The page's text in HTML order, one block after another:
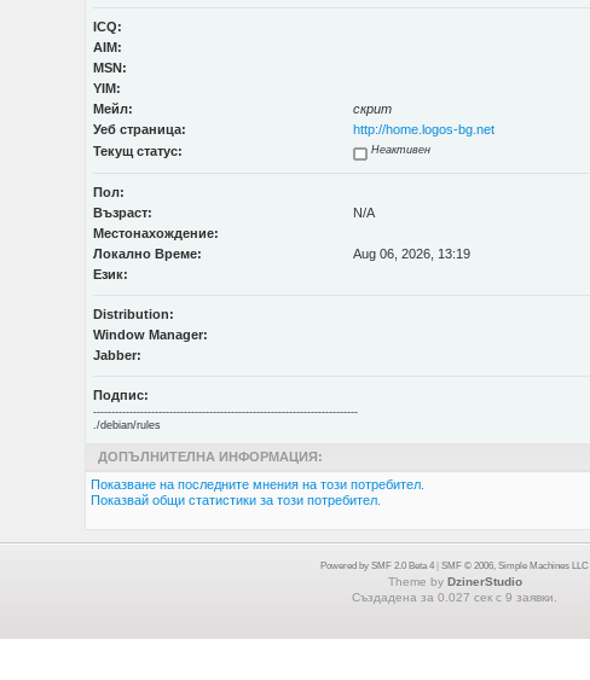
ICQ:
AIM:
MSN:
YIM:
Мейл:
скрит
Уеб страница:
http://home.logos-bg.net
Текущ статус:
Неактивен
Пол:
Възраст:
N/A
Местонахождение:
Локално Време:
Aug 06, 2026, 13:19
Език:
Distribution:
Window Manager:
Jabber:
Подпис:
-------------------------------------------------------------------------
./debian/rules
ДОПЪЛНИТЕЛНА ИНФОРМАЦИЯ:
Показване на последните мнения на този потребител.
Показвай общи статистики за този потребител.
Powered by SMF 2.0 Beta 4 SMF © 2006, Simple Machines LLC
Theme by DzinerStudio
Създадена за 0.027 сек с 9 заявки.